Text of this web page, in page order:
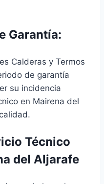
Garantía:
Calderas y Termos
de garantía
su incidencia
en Mairena del
Técnico
del Aljarafe